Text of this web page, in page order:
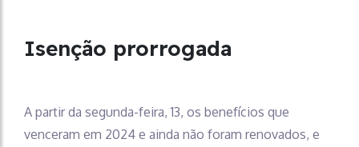
Isenção prorrogada
A partir da segunda-feira, 13, os benefícios que
venceram em 2024 e ainda não foram renovados, e